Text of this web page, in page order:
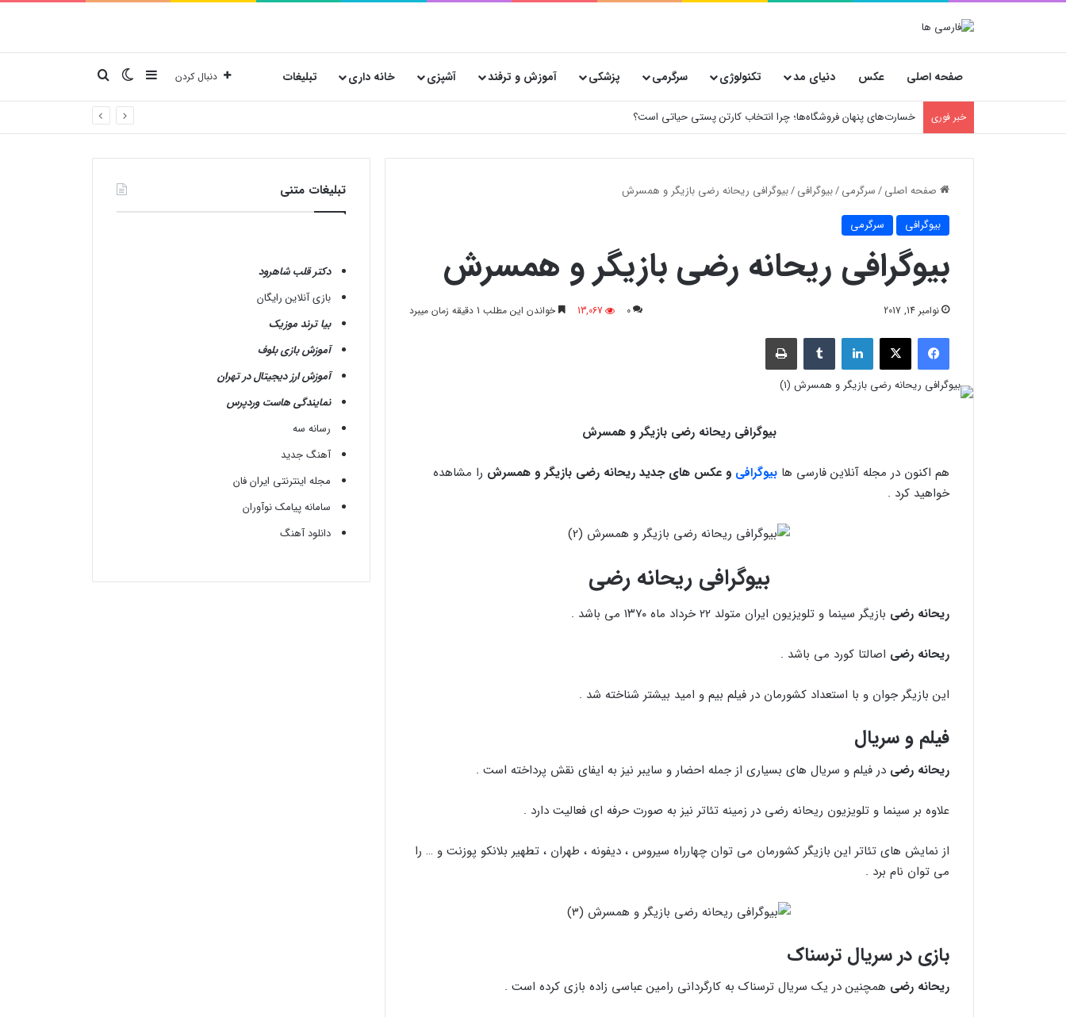
صفحه اصلی عکس دنیای مد تکنولوژی سرگرمی پزشکی آموزش و ترفند آشپزی خانه داری تبلیغات دنبال کردن نوارکناریتغییر پوسته
جستجو برای
خبر فوری خسارت‌های پنهان فروشگاه‌ها؛ چرا انتخاب کارتن پستی حیاتی است؟
صفحه اصلی/ سرگرمی/بیوگرافی/بیوگرافی ریحانه رضی بازیگر و همسرش
بیوگرافی سرگرمی
بیوگرافی ریحانه رضی بازیگر و همسرش
نوامبر 14, 2017 0
13,067 خواندن این مطلب 1 دقیقه زمان میبرد
فیسبوک X لینکدین ‫تامبلر چاپ
بیوگرافی ریحانه رضی بازیگر و همسرش
هم اکنون در مجله آنلاین فارسی ها بیوگرافی و عکس های جدید ریحانه رضی بازیگر و همسرش را مشاهده
خواهید کرد .
بیوگرافی ریحانه رضی
ریحانه رضی بازیگر سینما و تلویزیون ایران متولد ۲۲ خرداد ماه ۱۳۷۰ می باشد .
ریحانه رضی اصالتا کورد می باشد .
این بازیگر جوان و با استعداد کشورمان در فیلم بیم و امید بیشتر شناخته شد .
فیلم و سریال
ریحانه رضی در فیلم و سریال های بسیاری از جمله احضار و سایبر نیز به ایفای نقش پرداخته است .
علاوه بر سینما و تلویزیون ریحانه رضی در زمینه تئاتر نیز به صورت حرفه ای فعالیت دارد .
از نمایش های تئاتر این بازیگر کشورمان می توان چهارراه سیروس ، دیفونه ، طهران ، تطهیر بلانکو پوزنت و … را
می توان نام برد .
بازی در سریال ترسناک
ریحانه رضی همچنین در یک سریال ترسناک به کارگردانی رامین عباسی زاده بازی کرده است .
تبلیغات متنی
دکتر قلب شاهرود
بازی آنلاین رایگان
بیا ترند موزیک
آموزش بازی بلوف
آموزش ارز دیجیتال در تهران
نمایندگی هاست وردپرس
رسانه سه
آهنگ جدید
مجله اینترنتی ایران فان
سامانه پیامک نوآوران
دانلود آهنگ